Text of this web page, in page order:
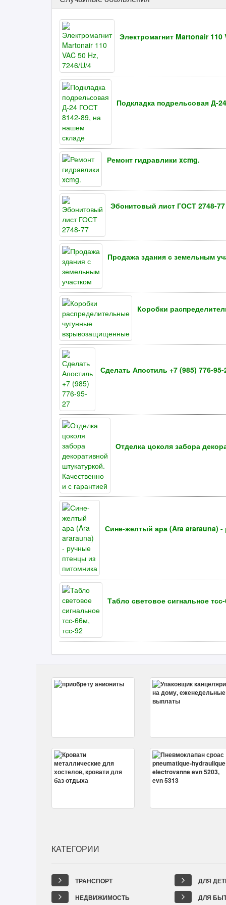
Электромагнит Martonair 110
Подкладка подрельсовая Д-
Ремонт гидравлики xcmg.
Эбонитовый лист ГОСТ 2748-77
Продажа здания с земельным
Коробки
Сделать Апостиль +7 (985) 776-95-
Отделка цоколя забора
Сине-желтый ара (Ara ararauna)
Табло световое сигнальное
КАТЕГОРИИ
ТРАНСПОРТ
НЕДВИЖИМОСТЬ
ДЛЯ
ДЛЯ